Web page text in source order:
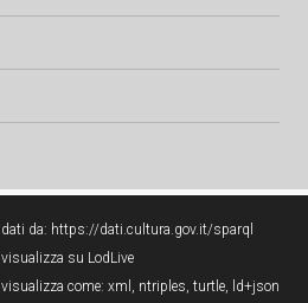
dati da: https://dati.cultura.gov.it/sparql
visualizza su LodLive
visualizza come: xml , ntriples, turtle, ld+json